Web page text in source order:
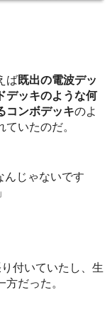
ば既出の電波デッ
デッキのような何
コンボデッキのよ
いたのだ。
んじゃないです
付いていたし、生
だった。